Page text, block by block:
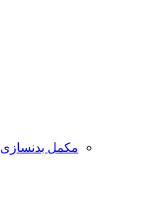
مکمل بدنسازی